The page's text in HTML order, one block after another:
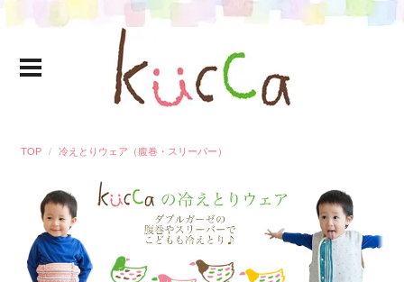
TOP 冷えとりウェア（腹巻・スリーパー）